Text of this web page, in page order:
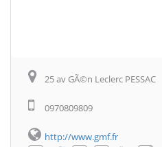
25 av GÃ©n Leclerc PESSAC
0970809809
http://www.gmf.fr